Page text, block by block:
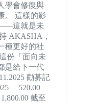
學會修復與
。 這樣的影
這就是未
AKASHA，
種更好的社
份「面向未
是給下一代
勸募記
520.00
截至